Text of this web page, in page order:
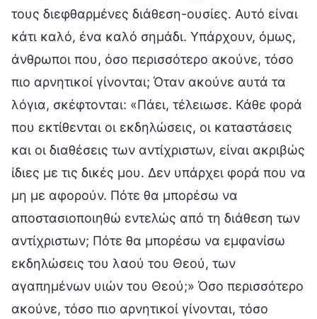
τους διεφθαρμένες διάθεση-ουσίες. Αυτό είναι
κάτι καλό, ένα καλό σημάδι. Υπάρχουν, όμως,
άνθρωποι που, όσο περισσότερο ακούνε, τόσο
πιο αρνητικοί γίνονται; Όταν ακούνε αυτά τα
λόγια, σκέφτονται: «Πάει, τέλειωσε. Κάθε φορά
που εκτίθενται οι εκδηλώσεις, οι καταστάσεις
και οι διαθέσεις των αντίχριστων, είναι ακριβώς
ίδιες με τις δικές μου. Δεν υπάρχει φορά που να
μη με αφορούν. Πότε θα μπορέσω να
αποστασιοποιηθώ εντελώς από τη διάθεση των
αντίχριστων; Πότε θα μπορέσω να εμφανίσω
εκδηλώσεις του λαού του Θεού, των
αγαπημένων υιών του Θεού;» Όσο περισσότερο
ακούνε, τόσο πιο αρνητικοί γίνονται, τόσο